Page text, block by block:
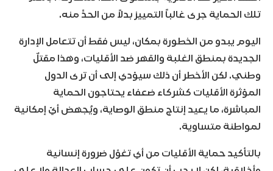
تلك الحماية جرى غالباً التمييز بدلاً من الحدِّ منه.
اليوم يبدو من الخطورة بمكان، ليس فقط أن تتعامل الإدارة
الجديدة بمنطق الغلبة والقهر ضد الأقليات، وهذا مقتلٌ
وطني. لكن الأخطر أن ذلك سيؤدي إلى أن ترى الدول
المؤثرة الأقليات كشركاء ضعفاء يحتاجون الحماية
المباشرة، ما يعيد إنتاج منطق الوصاية، ويُجهض أيّ إمكانية
لمواطنة متساوية.
بالتأكيد حماية الأقليات من أي تغوّل ضرورة إنسانية